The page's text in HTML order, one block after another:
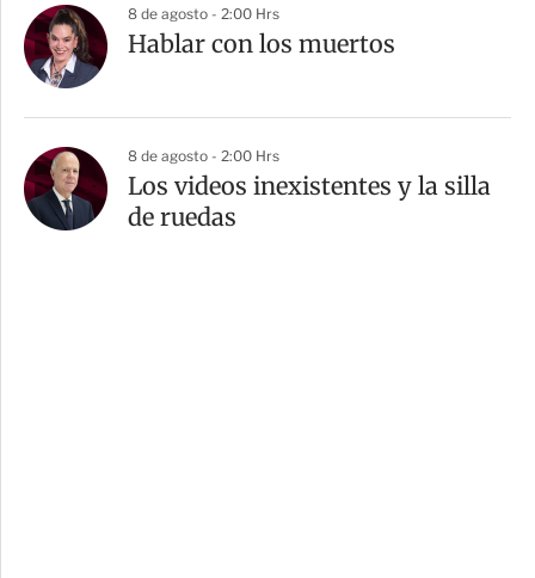
8 de agosto - 2:00 Hrs
Hablar con los muertos
8 de agosto - 2:00 Hrs
Los videos inexistentes y la silla
de ruedas